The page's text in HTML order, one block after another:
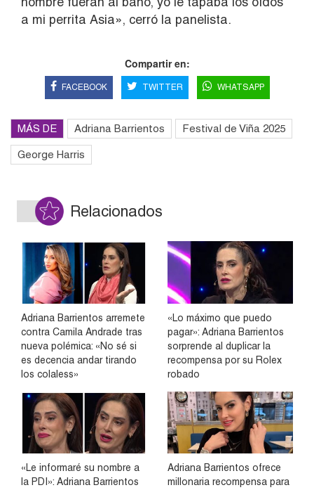
a mi perrita Asia», cerró la panelista.
Compartir en:
FACEBOOK TWITTER WHATSAPP
MÁS DE Adriana Barrientos Festival de Viña 2025
George Harris
Relacionados
Adriana Barrientos arremete
contra Camila Andrade tras
nueva polémica: «No sé si
es decencia andar tirando
los colaless»
«Lo máximo que puedo
pagar»: Adriana Barrientos
sorprende al duplicar la
recompensa por su Rolex
robado
«Le informaré su nombre a
la PDI»: Adriana Barrientos
Adriana Barrientos ofrece
millonaria recompensa para